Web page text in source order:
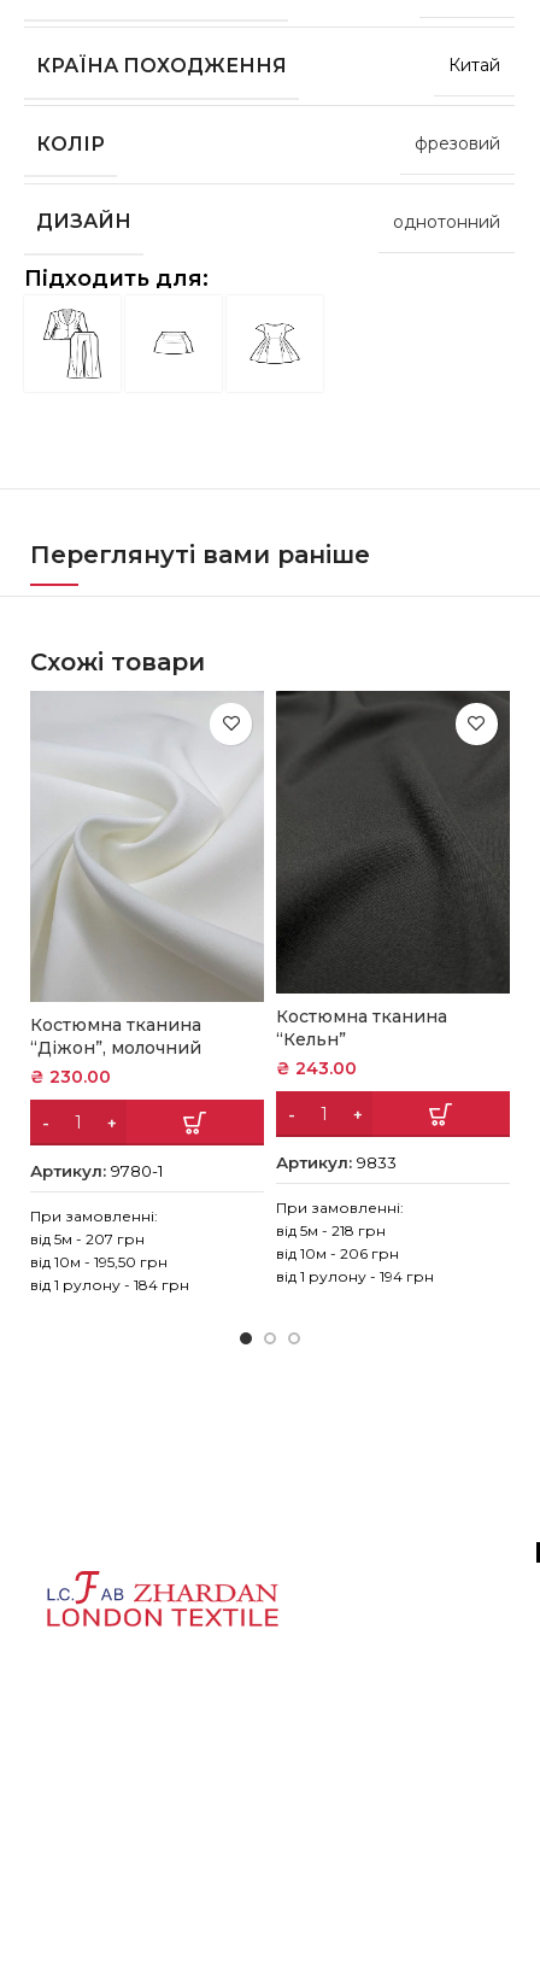
КРАЇНА ПОХОДЖЕННЯ Китай
КОЛІР фрезовий
ДИЗАЙН однотонний
Підходить для:
Переглянуті вами раніше
Схожі товари
Костюмна тканина
“Діжон”, молочний
₴ 230.00
Артикул:9780-1
При замовленні:
від 5м - 207 грн
від 10м - 195,50 грн
від 1 рулону - 184 грн
Костюмна тканина
“Кельн”
₴ 243.00
Артикул: 9833
При замовленні:
від 5м - 218 грн
від 10м - 206 грн
від 1 рулону - 194 грн